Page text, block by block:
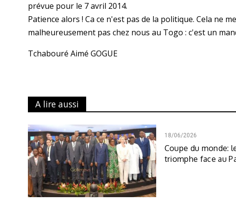
prévue pour le 7 avril 2014.
Patience alors ! Ca ce n'est pas de la politique. Cela ne
malheureusement pas chez nous au Togo : c'est un
Tchabouré Aimé GOGUE
A lire aussi
18/06/2026
Coupe du monde:
triomphe face au